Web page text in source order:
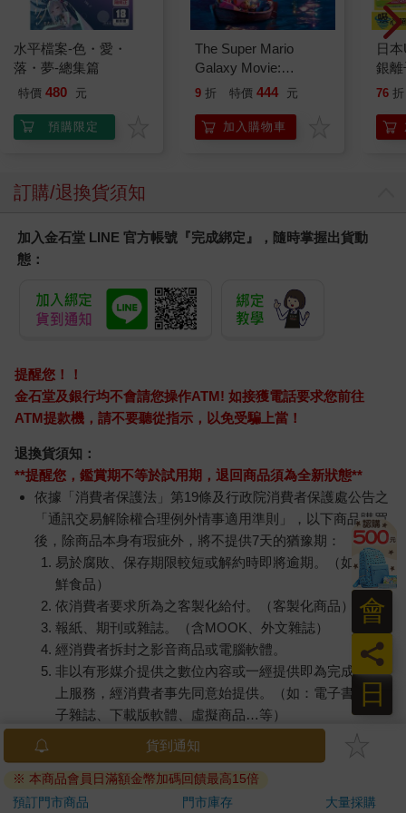
水平檔案-色・愛・
落・夢-總集篇
特價 480 元
預購限定
The Super Mario
Galaxy Movie:
Peach`s Birthday
Mario Galaxy Movie
Storybook
9 折 特價 444 元
加入購物車
日
銀
乾
防
尿
76 折
訂購/退換貨須知
加入金石堂 LINE 官方帳號『完成綁定』，隨時掌握出貨動
態：
提醒您！！
金石堂及銀行均不會請您操作ATM! 如接獲電話要求您前往
ATM提款機，請不要聽從指示，以免受騙上當！
退換貨須知：
**提醒您，鑑賞期不等於試用期，退回商品須為全新狀態**
依據「消費者保護法」第19條及行政院消費者保護處公告之
「通訊交易解除權合理例外情事適用準則」，以下商品購買
後，除商品本身有瑕疵外，將不提供7天的猶豫期：
易於腐敗、保存期限較短或解約時即將逾期。（如：生
鮮食品）
依消費者要求所為之客製化給付。（客製化商品）
報紙、期刊或雜誌。（含MOOK、外文雜誌）
經消費者拆封之影音商品或電腦軟體。
非以有形媒介提供之數位內容或一經提供即為完成之線
上服務，經消費者事先同意始提供。（如：電子書、電
子雜誌、下載版軟體、虛擬商品…等）
已拆封之個人衛生用品。（如：內衣褲、刮鬍刀、除毛
若非上列種類商品，均享有到貨7天的猶豫期（含例假
日）。
貨到通知
※ 本商品會員日滿額金幣加碼回饋最高15倍
預訂門市商品
門市庫存 大量採購
日
員
會